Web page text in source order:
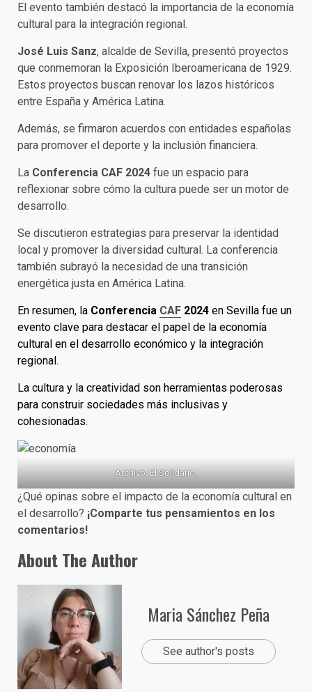
El evento también destacó la importancia de la economía
cultural para la integración regional.
José Luis Sanz, alcalde de Sevilla, presentó proyectos
que conmemoran la Exposición Iberoamericana de 1929.
Estos proyectos buscan renovar los lazos históricos
entre España y América Latina.
Además, se firmaron acuerdos con entidades españolas
para promover el deporte y la inclusión financiera.
La Conferencia CAF 2024 fue un espacio para
reflexionar sobre cómo la cultura puede ser un motor de
desarrollo.
Se discutieron estrategias para preservar la identidad
local y promover la diversidad cultural. La conferencia
también subrayó la necesidad de una transición
energética justa en América Latina.
En resumen, la Conferencia CAF 2024 en Sevilla fue un
evento clave para destacar el papel de la economía
cultural en el desarrollo económico y la integración
regional.
La cultura y la creatividad son herramientas poderosas
para construir sociedades más inclusivas y
cohesionadas.
Archivo: El Solidario.
¿Qué opinas sobre el impacto de la economía cultural en
el desarrollo? ¡Comparte tus pensamientos en los
comentarios!
About The Author
Maria Sánchez Peña
See author's posts